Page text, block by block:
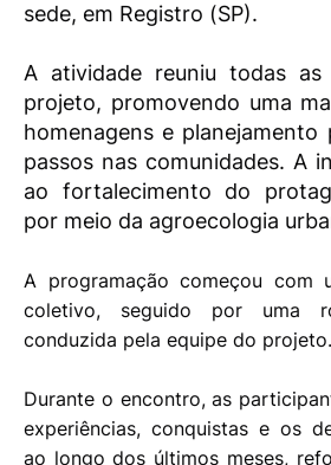
sede, em Registro (SP).
A atividade reuniu todas
projeto, promovendo uma
homenagens e planejamento
passos nas comunidades. A
ao fortalecimento do
por meio da agroecologia
A programação começou com
coletivo, seguido por uma
conduzida pela equipe do projeto.
Durante o encontro, as
experiências, conquistas e os
ao longo dos últimos meses,